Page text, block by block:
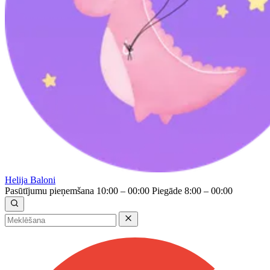
Helija Baloni
Pasūtījumu pieņemšana 10:00 – 00:00 Piegāde 8:00 – 00:00